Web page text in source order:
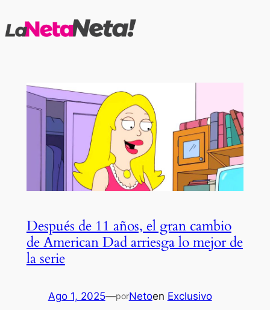
al
Después de 11 años, el gran cambio
de American Dad arriesga lo mejor de
la serie
Ago 1, 2025—porNetoen Exclusivo